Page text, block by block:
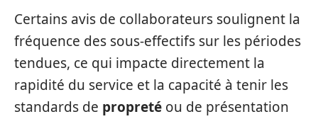
Certains avis de collaborateurs soulignent la
fréquence des sous-effectifs sur les périodes
tendues, ce qui impacte directement la
rapidité du service et la capacité à tenir les
standards de propreté ou de présentation